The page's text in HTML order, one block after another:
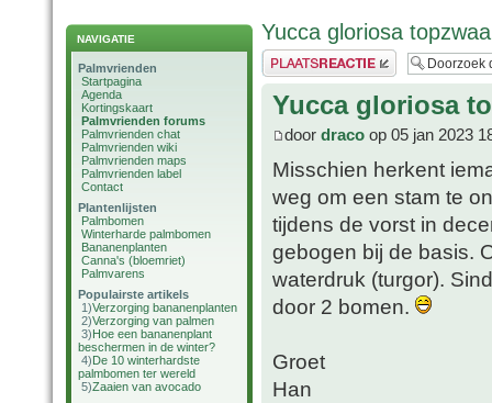
NAVIGATIE
Palmvrienden
Startpagina
Agenda
Kortingskaart
Palmvrienden forums
Palmvrienden chat
Palmvrienden wiki
Palmvrienden maps
Palmvrienden label
Contact
Plantenlijsten
Palmbomen
Winterharde palmbomen
Bananenplanten
Canna's (bloemriet)
Palmvarens
Populairste artikels
1)Verzorging bananenplanten
2)Verzorging van palmen
3)Hoe een bananenplant
beschermen in de winter?
4)De 10 winterhardste
palmbomen ter wereld
5)Zaaien van avocado
Yucca gloriosa
Plaats een reactie
Yucca gloriosa
door draco op 05 jan 2023
Misschien herkent
weg om een stam te
tijdens de vorst in
gebogen bij de basis.
waterdruk (turgor).
door 2 bomen.
Groet
Han